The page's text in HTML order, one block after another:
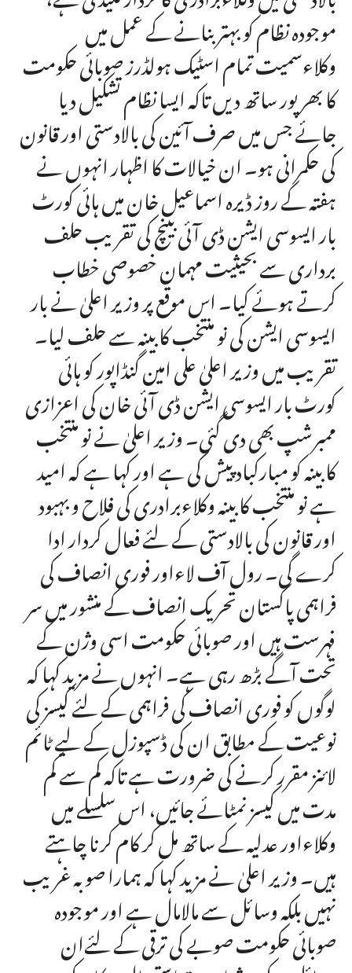
موجودہ نظام کو بہتر بنانے کے عمل میں
وکلاءسمیت تمام اسٹیک ہولڈرز صوبائی حکومت
کا بھرپور ساتھ دیں تاکہ ایسا نظام تشکیل دیا
جائے جس میں صرف آئین کی بالادستی اور قانون
کی حکمرانی ہو۔ ان خیالات کا اظہار انہوں نے
ہفتہ کے روز ڈیرہ اسماعیل خان میں ہائی کورٹ
بار ایسوسی ایشن ڈی آئی بینچ کی تقریب حلف
برداری سے بحیثیت مہمان خصوصی خطاب
کرتے ہوئے کیا۔ اس موقع پر وزیر اعلیٰ نے بار
ایسوسی ایشن کی نو منتخب کابینہ سے حلف لیا۔
تقریب میں وزیر اعلیٰ علی امین گنڈاپور کو ہائی
کورٹ بار ایسوسی ایشن ڈی آئی خان کی اعزازی
ممبرشپ بھی دی گئی۔ وزیر اعلیٰ نے نو منتخب
کابینہ کو مبارکباد پیش کی ہے اور کہا ہے کہ امید
ہے نو منتخب کابینہ وکلاءبرادری کی فلاح و بہبود
اور قانون کی بالادستی کے لئے فعال کردار ادا
کرے گی۔ رول آف لاءاور فوری انصاف کی
فراہمی پاکستان تحریک انصاف کے منشور میں سر
فہرست ہیں اور صوبائی حکومت اسی وژن کے
تحت آگے بڑھ رہی ہے۔ انہوں نے مزید کہا کہ
لوگوں کو فوری انصاف کی فراہمی کے لئے کیسز کی
نوعیت کے مطابق ان کی ڈسپوزل کے لیے ٹائم
لائنز مقرر کرنے کی ضرورت ہے تاکہ کم سے کم
مدت میں کیسز نمٹائے جائیں، اس سلسلے میں
وکلاءاور عدلیہ کے ساتھ مل کر کام کرنا چاہتے
ہیں۔ وزیر اعلیٰ نے مزید کہا کہ ہمارا صوبہ غریب
نہیں بلکہ وسائل سے مالامال ہے اور موجودہ
صوبائی حکومت صوبے کی ترقی کے لئےان